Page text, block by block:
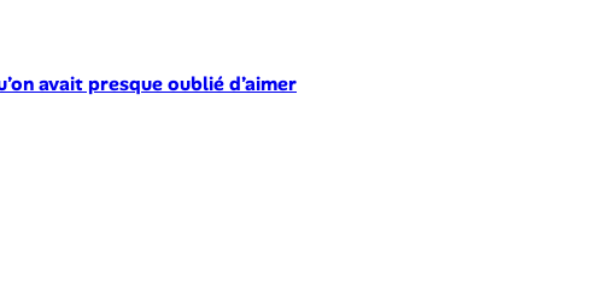
avait presque oublié d’aimer